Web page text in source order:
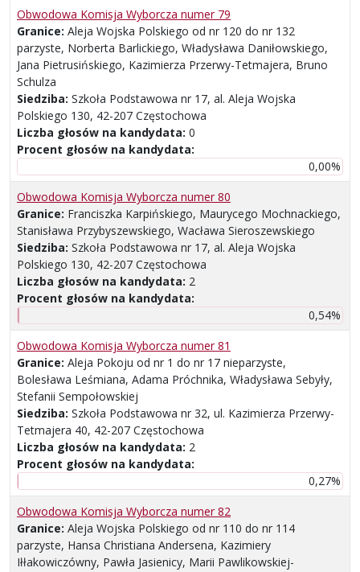
Obwodowa Komisja Wyborcza numer 79
Granice: Aleja Wojska Polskiego od nr 120 do nr 132
parzyste, Norberta Barlickiego, Władysława Daniłowskiego,
Jana Pietrusińskiego, Kazimierza Przerwy-Tetmajera, Bruno
Schulza
Siedziba: Szkoła Podstawowa nr 17, al. Aleja Wojska
Polskiego 130, 42-207 Częstochowa
Liczba głosów na kandydata: 0
Procent głosów na kandydata:
0,00%
Obwodowa Komisja Wyborcza numer 80
Granice: Franciszka Karpińskiego, Maurycego Mochnackiego,
Stanisława Przybyszewskiego, Wacława Sieroszewskiego
Siedziba: Szkoła Podstawowa nr 17, al. Aleja Wojska
Polskiego 130, 42-207 Częstochowa
Liczba głosów na kandydata: 2
Procent głosów na kandydata:
0,54%
Obwodowa Komisja Wyborcza numer 81
Granice: Aleja Pokoju od nr 1 do nr 17 nieparzyste,
Bolesława Leśmiana, Adama Próchnika, Władysława Sebyły,
Stefanii Sempołowskiej
Siedziba: Szkoła Podstawowa nr 32, ul. Kazimierza Przerwy-
Tetmajera 40, 42-207 Częstochowa
Liczba głosów na kandydata: 2
Procent głosów na kandydata:
0,27%
Obwodowa Komisja Wyborcza numer 82
Granice: Aleja Wojska Polskiego od nr 110 do nr 114
parzyste, Hansa Christiana Andersena, Kazimiery
Iłłakowiczówny, Pawła Jasienicy, Marii Pawlikowskiej-